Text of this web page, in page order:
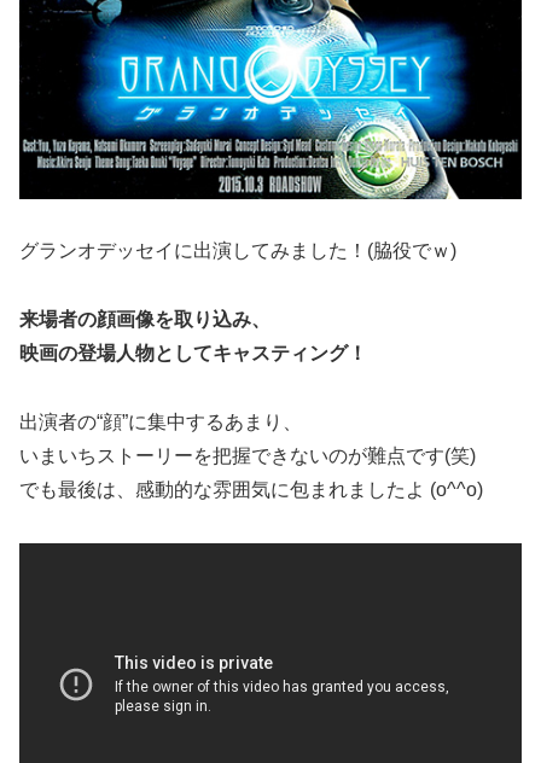
グランオデッセイに出演してみました！(脇役でｗ)
来場者の顔画像を取り込み、
映画の登場人物としてキャスティング！
出演者の“顔”に集中するあまり、
いまいちストーリーを把握できないのが難点です(笑)
でも最後は、感動的な雰囲気に包まれましたよ (o^^o)